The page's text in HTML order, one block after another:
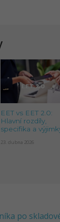
EET vs EET 2.0:
Hlavní rozdíly,
specifika a
23. dubna 2026
po